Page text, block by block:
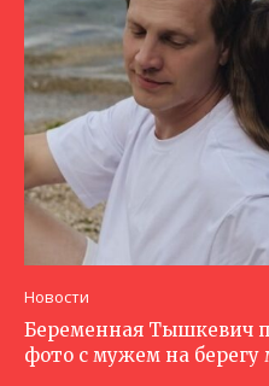
Новости
Беременная Тышкевич
фото с мужем на берегу